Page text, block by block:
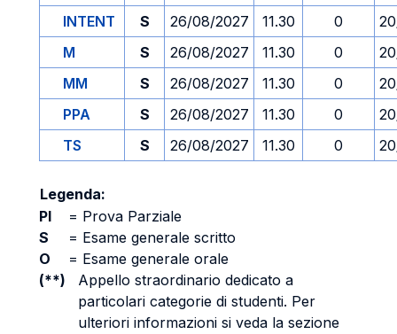
INTENT
S 26/08/2027 11.30 0
M
S 26/08/2027 11.30 0
MM
S 26/08/2027 11.30 0
PPA
S 26/08/2027 11.30 0
TS
S 26/08/2027 11.30 0
Legenda:
PI
= Prova Parziale
S
= Esame generale scritto
O
= Esame generale orale
(**)
Appello straordinario dedicato a
particolari categorie di studenti. Per
ulteriori informazioni si veda la sezione